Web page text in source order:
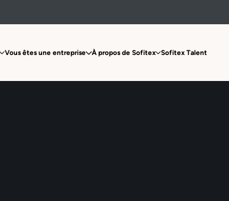
Vous êtes une entreprise À propos de Sofitex Sofitex Talent